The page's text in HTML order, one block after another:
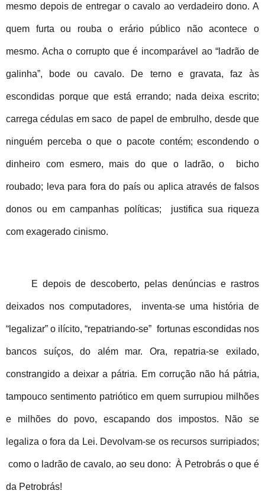
mesmo depois de entregar o cavalo ao verdadeiro dono. A
quem furta ou rouba o erário público não acontece o
mesmo. Acha o corrupto que é incomparável ao “ladrão de
galinha”, bode ou cavalo. De terno e gravata, faz às
escondidas porque que está errando; nada deixa escrito;
carrega cédulas em saco de papel de embrulho, desde que
ninguém perceba o que o pacote contém; escondendo o
dinheiro com esmero, mais do que o ladrão, o bicho
roubado; leva para fora do país ou aplica através de falsos
donos ou em campanhas políticas; justifica sua riqueza
com exagerado cinismo.
E depois de descoberto, pelas denúncias e rastros
deixados nos computadores, inventa-se uma história de
“legalizar” o ilícito, “repatriando-se” fortunas escondidas nos
bancos suíços, do além mar. Ora, repatria-se exilado,
constrangido a deixar a pátria. Em corrução não há pátria,
tampouco sentimento patriótico em quem surrupiou milhões
e milhões do povo, escapando dos impostos. Não se
legaliza o fora da Lei. Devolvam-se os recursos surripiados;
como o ladrão de cavalo, ao seu dono: À Petrobrás o que é
da Petrobrás!